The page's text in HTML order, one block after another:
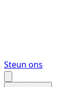
Steun ons